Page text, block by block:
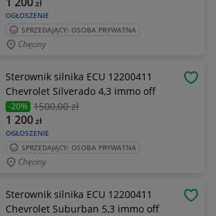
OGŁOSZENIE
zł
SPRZEDAJĄCY: OSOBA PRYWATNA
Chęciny
Sterownik silnika ECU 12200411
Chevrolet Silverado 4,3 immo off
-20% 1500,00 zł
OGŁOSZENIE
1 200zł
SPRZEDAJĄCY: OSOBA PRYWATNA
Chęciny
Sterownik silnika ECU 12200411
Chevrolet Suburban 5,3 immo off